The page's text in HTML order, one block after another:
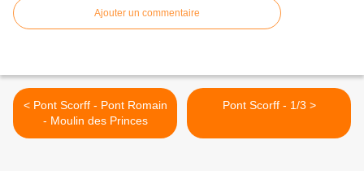
Ajouter un commentaire
< Pont Scorff - Pont Romain
- Moulin des Princes
Pont Scorff - 1/3 >